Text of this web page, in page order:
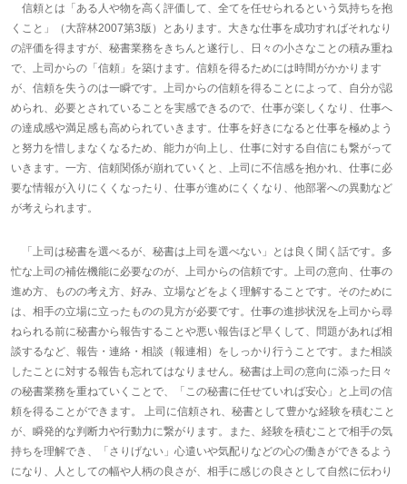
信頼とは「ある人や物を高く評価して、全てを任せられるという気持ちを抱
くこと」（大辞林2007第3版）とあります。大きな仕事を成功すればそれなり
の評価を得ますが、秘書業務をきちんと遂行し、日々の小さなことの積み重ね
で、上司からの「信頼」を築けます。信頼を得るためには時間がかかります
が、信頼を失うのは一瞬です。上司からの信頼を得ることによって、自分が認
められ、必要とされていることを実感できるので、仕事が楽しくなり、仕事へ
の達成感や満足感も高められていきます。仕事を好きになると仕事を極めよう
と努力を惜しまなくなるため、能力が向上し、仕事に対する自信にも繋がって
いきます。一方、信頼関係が崩れていくと、上司に不信感を抱かれ、仕事に必
要な情報が入りにくくなったり、仕事が進めにくくなり、他部署への異動など
が考えられます。
「上司は秘書を選べるが、秘書は上司を選べない」とは良く聞く話です。多
忙な上司の補佐機能に必要なのが、上司からの信頼です。上司の意向、仕事の
進め方、ものの考え方、好み、立場などをよく理解することです。そのために
は、相手の立場に立ったものの見方が必要です。仕事の進捗状況を上司から尋
ねられる前に秘書から報告することや悪い報告ほど早くして、問題があれば相
談するなど、報告・連絡・相談（報連相）をしっかり行うことです。また相談
したことに対する報告も忘れてはなりません。秘書は上司の意向に添った日々
の秘書業務を重ねていくことで、「この秘書に任せていれば安心」と上司の信
頼を得ることができます。 上司に信頼され、秘書として豊かな経験を積むこと
が、瞬発的な判断力や行動力に繋がります。また、経験を積むことで相手の気
持ちを理解でき、「さりげない」心遣いや気配りなどの心の働きができるよう
になり、人としての幅や人柄の良さが、相手に感じの良さとして自然に伝わり